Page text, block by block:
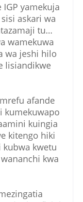
yamekuja
askari wa
tu…
wamekuwa
wa jeshi hilo
lisiandikwe
afande
kumekuwapo
kuingia
kitengo hiki
kwetu
kwa